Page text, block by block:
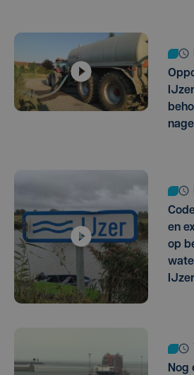
en
op
Nog